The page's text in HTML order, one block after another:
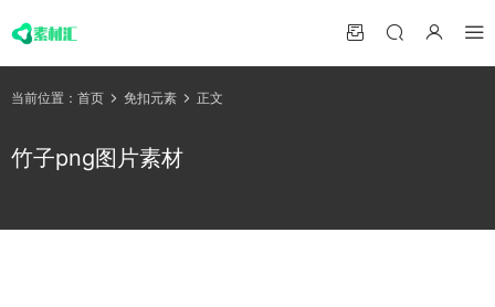
当前位置： 首页 免扣元素 正文
竹子png图片素材